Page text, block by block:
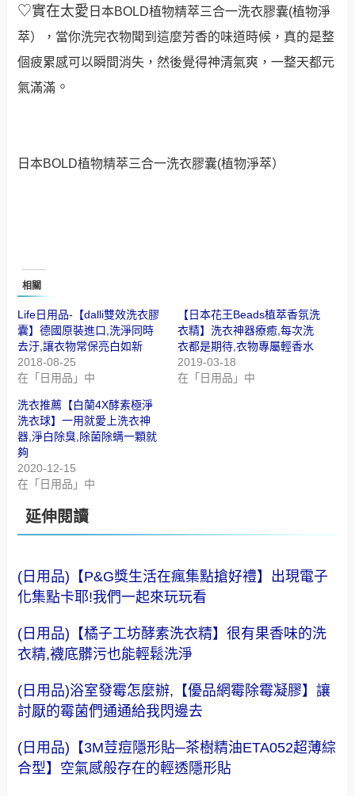
♡實在太愛 日本BOLD植物精萃三合一洗衣膠囊(植物淨
萃），當你洗完衣物聞到這麼芳香的味道時候，真的是整
個疲累感可以瞬間消失，然後覺得神清氣爽，一整天都元
氣滿滿 。
日本BOLD植物精萃三合一洗衣膠囊(植物淨萃）
相關
Life日用品-【dalli雙效洗衣膠
囊】德國原裝進口,洗淨同時
去汙,讓衣物常保亮白如新
2018-08-25
在「日用品」中
【日本花王Beads植萃香氛洗
衣精】洗衣神器療癒,每次洗
衣都是期待,衣物專屬輕香水
2019-03-18
在「日用品」中
洗衣推薦【白蘭4X酵素極淨
洗衣球】一用就愛上洗衣神
器,淨白除臭,除菌除螨一顆就
夠
2020-12-15
在「日用品」中
延伸閱讀
(日用品)【P&G獎生活在瘋集點搶好禮】出現電子
化集點卡耶!我們一起來玩玩看
(日用品)【橘子工坊酵素洗衣精】很有果香味的洗
衣精,襪底髒污也能輕鬆洗淨
(日用品)浴室發霉怎麼辦,【優品網霉除霉凝膠】讓
討厭的霉菌們通通給我閃邊去
(日用品)【3M荳痘隱形貼─茶樹精油ETA052超薄綜
合型】空氣感般存在的輕透隱形貼